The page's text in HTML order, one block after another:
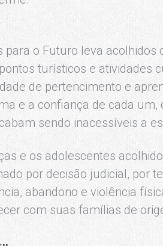
para o Futuro leva
turísticos e atividades
de pertencimento e
e a confiança de cada
sendo inacessíveis a
e os adolescentes
por decisão judicial, por
abandono e violência
com suas famílias de